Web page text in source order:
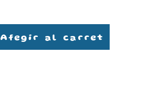
Afegir al carret